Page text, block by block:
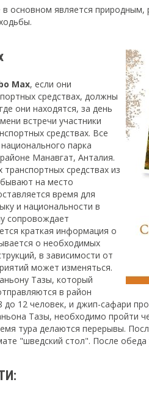
основном является
Max, если они
средствах, должны
они находятся, за день
встречи участники
средствах. Все
парка
Манавгат, Анталия.
средствах из
на место
время для
и национальности в
сопровождает
краткая информация о
о необходимых
в зависимости от
может изменяться.
Тазы, который
в район
12 человек, и джип-сафари
Тазы, необходимо пройти
тура делаются перерывы.
"шведский стол". После